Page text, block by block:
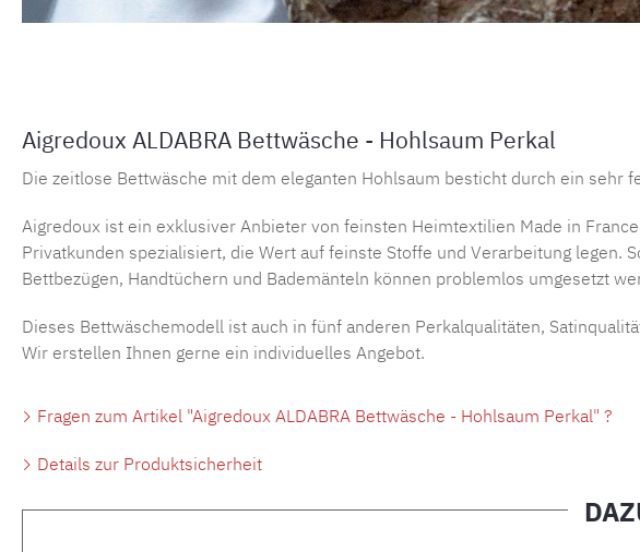
Aigredoux ALDABRA Bettwäsche - Hohlsaum Perkal
Die zeitlose Bettwäsche mit dem eleganten Hohlsaum besticht durch ein sehr
Aigredoux ist ein exklusiver Anbieter von feinsten Heimtextilien Made in
Privatkunden spezialisiert, die Wert auf feinste Stoffe und Verarbeitung
Bettbezügen, Handtüchern und Bademänteln können problemlos umgesetzt
Dieses Bettwäschemodell ist auch in fünf anderen Perkalqualitäten,
Wir erstellen Ihnen gerne ein individuelles Angebot.
Fragen zum Artikel "Aigredoux ALDABRA Bettwäsche - Hohlsaum Perkal" ?
Details zur Produktsicherheit